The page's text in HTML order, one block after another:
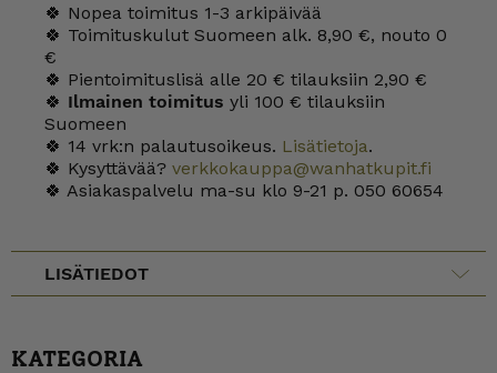
🍀 Nopea toimitus 1-3 arkipäivää
🍀 Toimituskulut Suomeen alk. 8,90 €, nouto 0
€
🍀 Pientoimituslisä alle 20 € tilauksiin 2,90 €
🍀 Ilmainen toimitus yli 100 € tilauksiin
Suomeen
🍀 14 vrk:n palautusoikeus. Lisätietoja.
🍀 Kysyttävää? verkkokauppa@wanhatkupit.fi
🍀 Asiakaspalvelu ma-su klo 9-21 p. 050 60654
LISÄTIEDOT
KATEGORIA